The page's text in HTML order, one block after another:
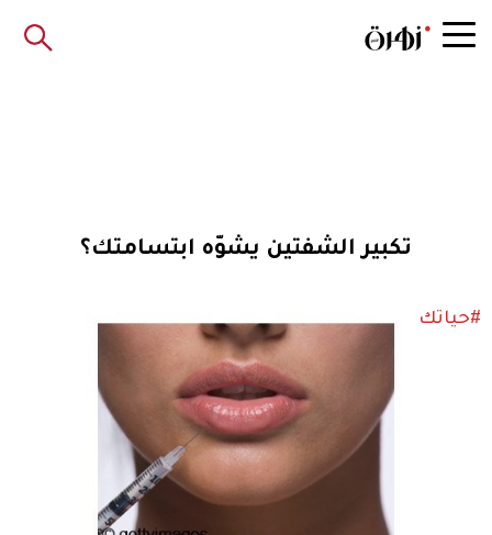
تكبير الشفتين يشوّه ابتسامتك؟
#حياتك